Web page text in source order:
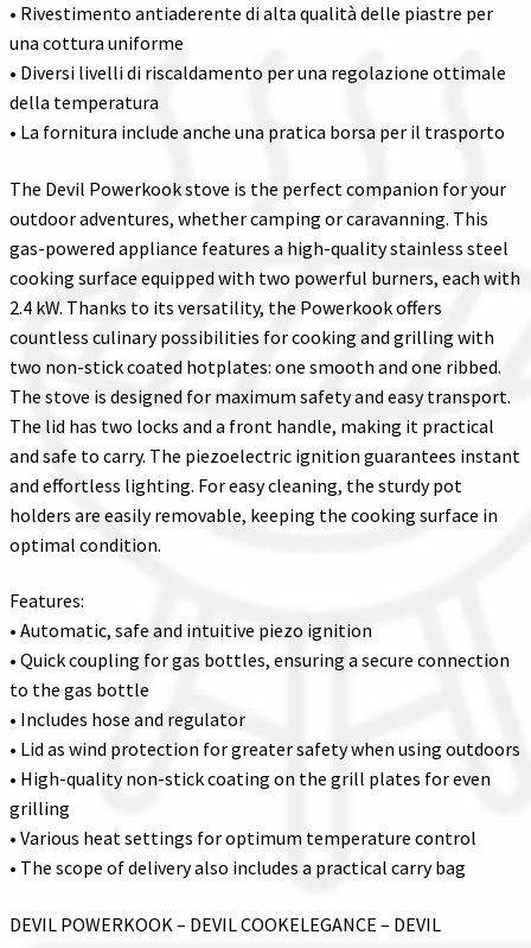
• Rivestimento antiaderente di alta qualità delle piastre per
una cottura uniforme
• Diversi livelli di riscaldamento per una regolazione ottimale
della temperatura
• La fornitura include anche una pratica borsa per il trasporto
The Devil Powerkook stove is the perfect companion for your
outdoor adventures, whether camping or caravanning. This
gas-powered appliance features a high-quality stainless steel
cooking surface equipped with two powerful burners, each with
2.4 kW. Thanks to its versatility, the Powerkook offers
countless culinary possibilities for cooking and grilling with
two non-stick coated hotplates: one smooth and one ribbed.
The stove is designed for maximum safety and easy transport.
The lid has two locks and a front handle, making it practical
and safe to carry. The piezoelectric ignition guarantees instant
and effortless lighting. For easy cleaning, the sturdy pot
holders are easily removable, keeping the cooking surface in
optimal condition.
Features:
• Automatic, safe and intuitive piezo ignition
• Quick coupling for gas bottles, ensuring a secure connection
to the gas bottle
• Includes hose and regulator
• Lid as wind protection for greater safety when using outdoors
• High-quality non-stick coating on the grill plates for even
grilling
• Various heat settings for optimum temperature control
• The scope of delivery also includes a practical carry bag
DEVIL POWERKOOK – DEVIL COOKELEGANCE – DEVIL